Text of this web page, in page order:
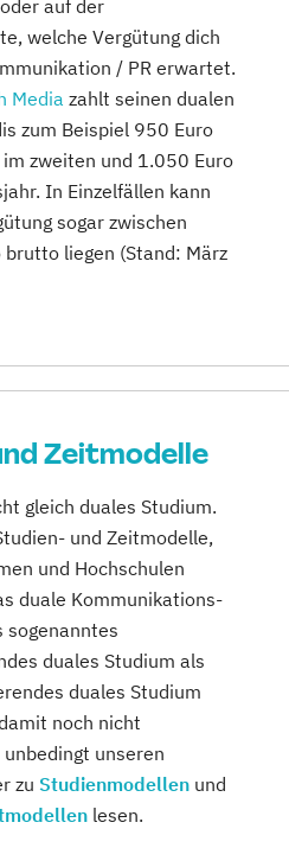
auf der
welche Vergütung dich
/ PR erwartet.
Media zahlt seinen dualen
zum Beispiel 950 Euro
zweiten und 1.050 Euro
In Einzelfällen kann
sogar zwischen
liegen (Stand: März
Zeitmodelle
gleich duales Studium.
und Zeitmodelle,
und Hochschulen
duale Kommunikations-
sogenanntes
duales Studium als
duales Studium
noch nicht
unseren
zu Studienmodellen und
lesen.